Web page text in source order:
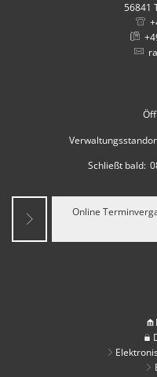
56841
Klicken, um
Schließt bald:
Online